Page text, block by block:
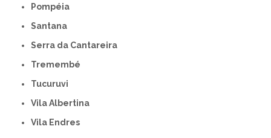
Pompéia
Santana
Serra da Cantareira
Tremembé
Tucuruvi
Vila Albertina
Vila Endres